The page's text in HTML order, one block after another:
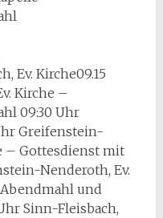
Ev. Kirche09.15
Kirche –
09:30 Uhr
Greifenstein-
– Gottesdienst mit
Nenderoth, Ev.
und
Sinn-Fleisbach,